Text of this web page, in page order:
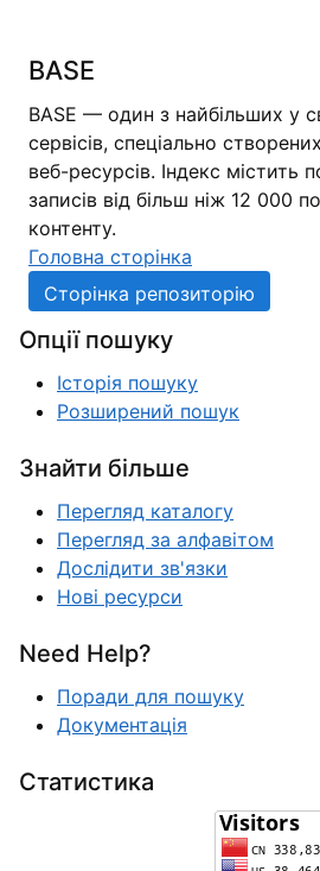
BASE
BASE — один з найбільших у
сервісів, спеціально
веб-ресурсів. Індекс містить
записів від більш ніж 12 000
контенту.
Головна сторінка
Сторінка репозиторію
Опції пошуку
Історія пошуку
Розширений пошук
Знайти більше
Перегляд каталогу
Перегляд за алфавітом
Дослідити зв'язки
Нові ресурси
Need Help?
Поради для пошуку
Документація
Статистика